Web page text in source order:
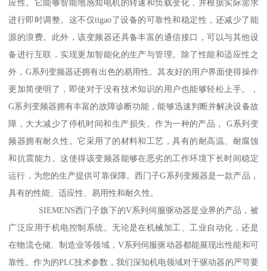
应性。它能够智能地感知电机的转速和负载变化，并根据实际需求
进行即时调整。这不仅tigao了设备的可靠性和稳定性，还减少了能
源的浪费。此外，该变频器还具备丰富的通信接口，可以与其他设
备进行互联，实现更加智能化的生产与管理。除了性能和适应性之
外，G系列变频器还拥有出色的易用性。其友好的用户界面使得操作
更加简便明了，即使对于没有技术知识的用户也能够轻松上手。，
G系列变频器拥有丰富的故障诊断功能，能够迅速判断并解决设备故
障，大大减少了停机时间和生产损失。作为一种的产品， G系列变
频器拥有耐久性。它采用了的材料和工艺，具有的耐高温、耐腐蚀
和抗震能力。这使得该变频器能够在恶劣的工作环境下长时间稳定
运行，为您的生产提供可靠保障。西门子G系列变频器是一款产品，
具有的性能、适应性、易用性和耐久性。
SIEMENS西门子旗下的V系列伺服驱动器是业界的产品，被
广泛应用于机电控制系统。无论是在机械加工、工业自动化，还是
在物流仓储、制造业等领域，V系列伺服驱动器都能展现出性能和可
靠性。作为的PLC技术参数，我们深知机电领域对于驱动器的严苛要